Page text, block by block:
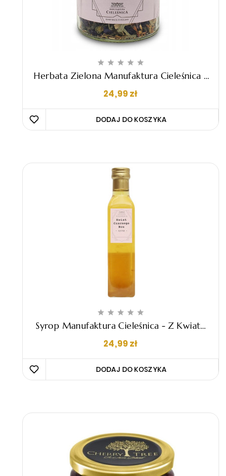
    
Herbata Zielona Manufaktura Cieleśnica -
24,99 złCena
    
Syrop Manufaktura Cieleśnica - Z Kwiatu
24,99 złCena